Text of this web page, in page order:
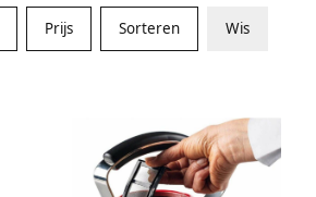
Prijs Sorteren Wis